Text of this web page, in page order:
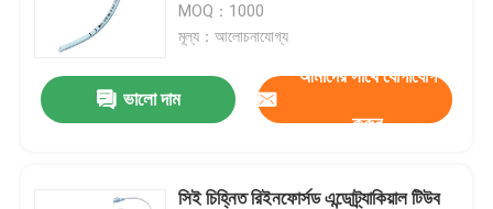
ব্যক্তিগত সুরক্ষামূলক সরঞ্জাম পিপিই
অ্যানাস্থেসিয়া এককালীন
এন্ডোট্রাচিয়াল টিউব উপাদান
MOQ：1000
মূল্য：আলোচনাযোগ্য
ভালো দাম
আমাদের সাথে যোগাযোগ
করুন
সিই চিহ্নিত রিইনফোর্সড এন্ডোট্র্যাকিয়াল টিউব